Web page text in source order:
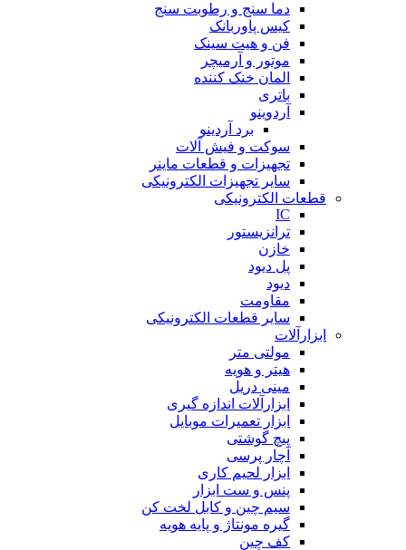
دما سنج و رطوبت سنج
کیس پاوربانک
فن و هیت سینک
موتور و آرمیچر
المان خنک کننده
باتری
آردوینو
برد آردینو
سوکت و فیش آلات
تجهیزات و قطعات ماینر
سایر تجهیزات الکترونیکی
قطعات الکترونیکی
IC
ترانزیستور
خازن
پل دیود
دیود
مقاومت
سایر قطعات الکترونیکی
ابزارآلات
مولتی متر
هیتر و هویه
مینی دریل
ابزارآلات اندازه گیری
ابزار تعمیرات موبایل
پیچ گوشتی
آچار پرسی
ابزار لحیم کاری
پنس و ست ابزار
سیم چین و کابل لخت کن
گیره مونتاژ و پایه هویه
کف چین